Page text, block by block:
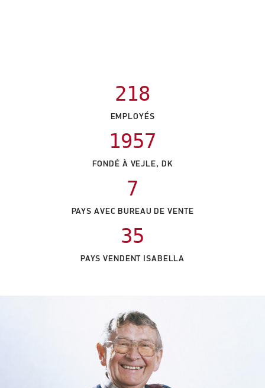
218
EMPLOYÉS
1957
FONDÉ À VEJLE, DK
7
PAYS AVEC BUREAU DE VENTE
35
PAYS VENDENT ISABELLA